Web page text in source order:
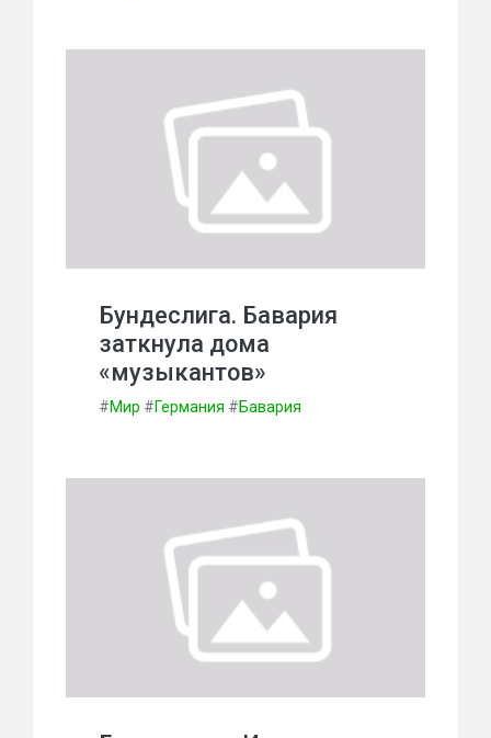
Бундеслига. Бавария
заткнула дома
«музыкантов»
#Мир #Германия #Бавария